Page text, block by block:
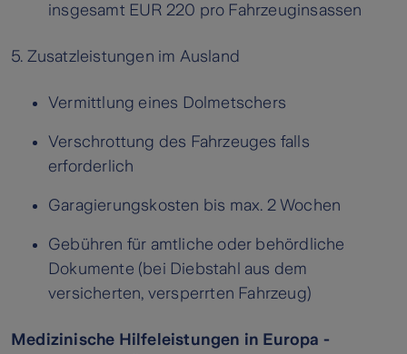
insgesamt EUR 220 pro Fahrzeuginsassen
5. Zusatzleistungen im Ausland
Vermittlung eines Dolmetschers
Verschrottung des Fahrzeuges falls
erforderlich
Garagierungskosten bis max. 2 Wochen
Gebühren für amtliche oder behördliche
Dokumente (bei Diebstahl aus dem
versicherten, versperrten Fahrzeug)
Medizinische Hilfeleistungen in Europa -